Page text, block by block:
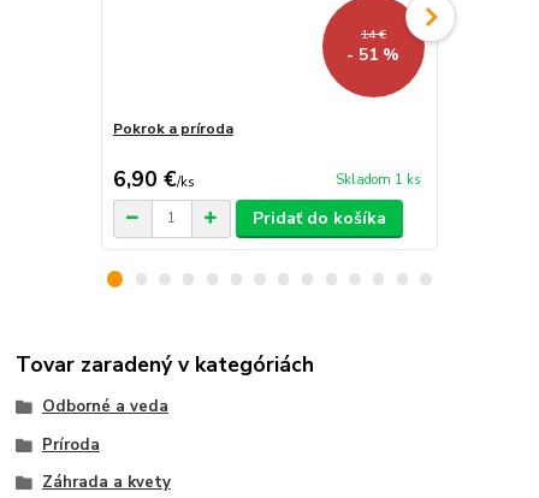
14 €
- 51 %
Pokrok a príroda
6,90 €/ks Skladom 1 ks
Pridať do košíka
Tovar zaradený v kategóriách
Odborné a veda
Príroda
Záhrada a kvety